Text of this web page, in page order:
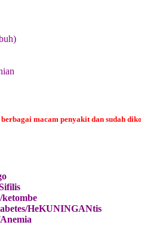
macam penyakit dan sudah
HeKUNINGANtis